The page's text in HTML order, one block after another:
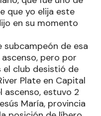
que yo elija este
en su momento
subcampeón de esa
pero por
el club desistió de
Plate en Capital
ascenso, estuvo 2
María, provincia